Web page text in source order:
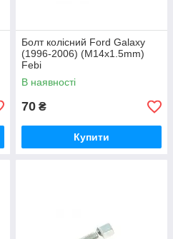
Болт колісний Ford Galaxy
(1996-2006) (M14x1.5mm)
Febi
В наявності
70 ₴
Купити